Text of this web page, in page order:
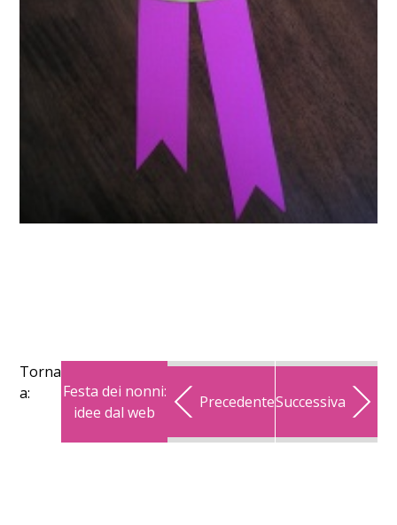
Torna
a:
Festa dei nonni:
idee dal web
PrecedenteSuccessiva